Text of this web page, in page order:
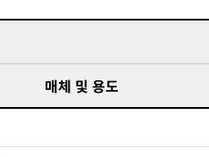
매체 및 용도